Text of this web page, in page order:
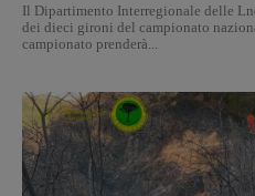
Il Dipartimento Interregionale delle
dei dieci gironi del campionato
campionato prenderà...